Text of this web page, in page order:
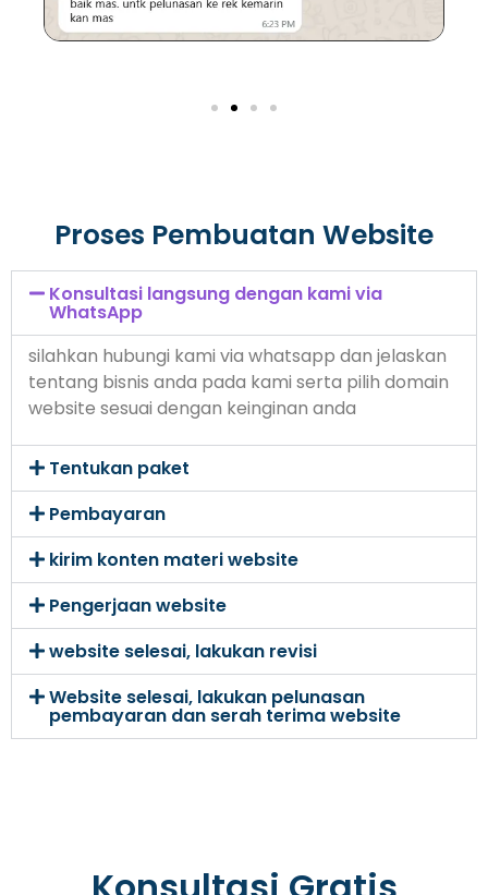
Proses Pembuatan Website
Konsultasi langsung dengan kami via
WhatsApp
silahkan hubungi kami via whatsapp dan jelaskan
tentang bisnis anda pada kami serta pilih domain
website sesuai dengan keinginan anda
Tentukan paket
Pembayaran
kirim konten materi website
Pengerjaan website
website selesai, lakukan revisi
Website selesai, lakukan pelunasan
pembayaran dan serah terima website